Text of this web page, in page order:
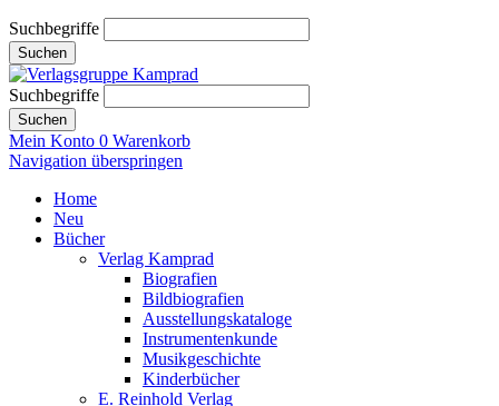
Suchbegriffe
Suchen
Suchbegriffe
Suchen
Mein Konto 0 Warenkorb
Navigation überspringen
Home
Neu
Bücher
Verlag Kamprad
Biografien
Bildbiografien
Ausstellungskataloge
Instrumentenkunde
Musikgeschichte
Kinderbücher
E. Reinhold Verlag